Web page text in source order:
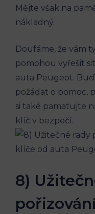
Mějte však na
nákladný.
Doufáme, že vám
pomohou vyřešit
auta Peugeot.
požádat o pomoc,
si také pamatujte
klíč v bezpečí.
8)